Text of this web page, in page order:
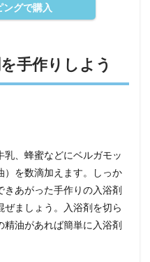
グで購入
手作りしよう
、蜂蜜などにベルガモッ
）を数滴加えます。しっか
きあがった手作りの入浴剤
ましょう。入浴剤を切ら
精油があれば簡単に入浴剤